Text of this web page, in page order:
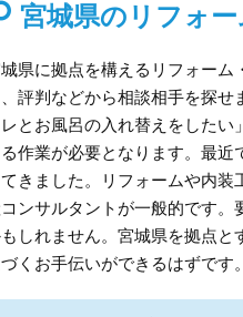
宮城県のリフォ
県に拠点を構えるリフォーム
評判などから相談相手を探せ
とお風呂の入れ替えをしたい
作業が必要となります。最近
きました。リフォームや内装
ンサルタントが一般的です。
しれません。宮城県を拠点と
くお手伝いができるはずです。